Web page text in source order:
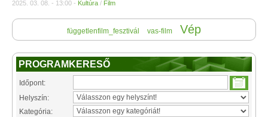
2025. 03. 08. - 13:00 - Kultúra / Film
függetlenfilm_fesztivál vas-film Vép
PROGRAMKERESŐ
Időpont:
Helyszín:
Kategória: